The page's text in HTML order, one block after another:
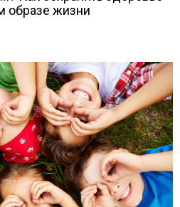
образе жизни